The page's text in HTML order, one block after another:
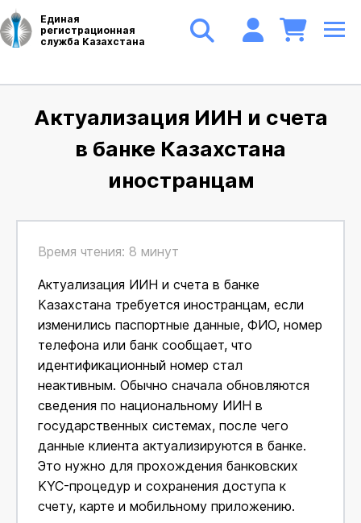
Единая
регистрационная
служба Казахстана
Актуализация ИИН и счета
в банке Казахстана
иностранцам
Время чтения: 8 минут
Актуализация ИИН и счета в банке
Казахстана требуется иностранцам, если
изменились паспортные данные, ФИО, номер
телефона или банк сообщает, что
идентификационный номер стал
неактивным. Обычно сначала обновляются
сведения по национальному ИИН в
государственных системах, после чего
данные клиента актуализируются в банке.
Это нужно для прохождения банковских
KYC-процедур и сохранения доступа к
счету, карте и мобильному приложению.